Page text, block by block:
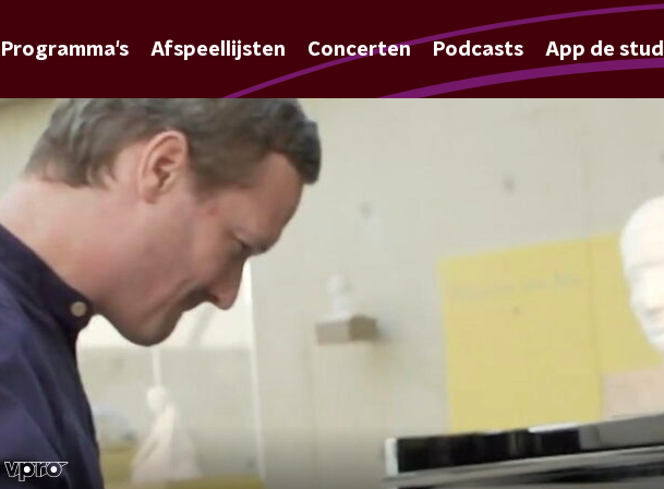
Programma's Afspeellijsten Concerten Podcasts App de